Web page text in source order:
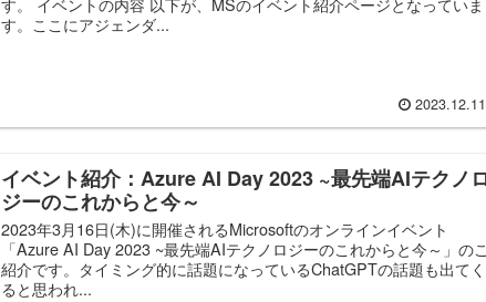
す。ここにアジェンダ...
2023.12.11
イベント紹介：Azure AI Day 2023 ~最先端AIテクノ
ジーのこれからと今～
2023年3月16日(木)に開催されるMicrosoftのオンラインイベント
「Azure AI Day 2023 ~最先端AIテクノロジーのこれからと今～」の
紹介です。タイミング的に話題になっているChatGPTの話題も出てく
ると思われ...